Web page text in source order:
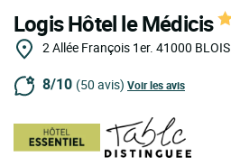
Logis Hôtel le Médicis
2 Allée François 1er. 41000 BLOIS
8/10 (50 avis) Voir les avis